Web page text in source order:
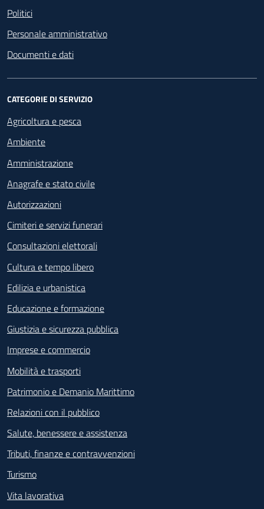
Politici
Personale amministrativo
Documenti e dati
CATEGORIE DI SERVIZIO
Agricoltura e pesca
Ambiente
Amministrazione
Anagrafe e stato civile
Autorizzazioni
Cimiteri e servizi funerari
Consultazioni elettorali
Cultura e tempo libero
Edilizia e urbanistica
Educazione e formazione
Giustizia e sicurezza pubblica
Imprese e commercio
Mobilità e trasporti
Patrimonio e Demanio Marittimo
Relazioni con il pubblico
Salute, benessere e assistenza
Tributi, finanze e contravvenzioni
Turismo
Vita lavorativa